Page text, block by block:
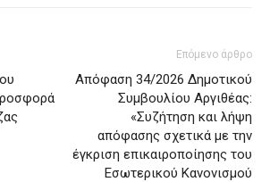
Επόμενο άρθρο
Απόφαση 34/2026 Δημοτικού
Συμβουλίου Αργιθέας:
«Συζήτηση και λήψη
απόφασης σχετικά με την
έγκριση επικαιροποίησης του
Εσωτερικού Κανονισμού